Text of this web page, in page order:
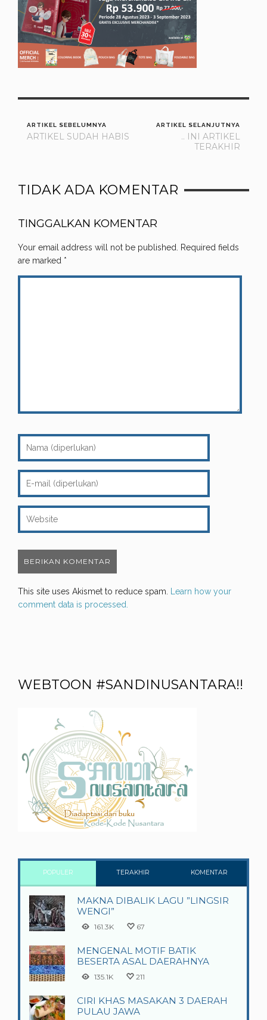
ARTIKEL SEBELUMNYA
ARTIKEL SUDAH HABIS
ARTIKEL SELANJUTNYA
.. INI ARTIKEL
TERAKHIR
TIDAK ADA KOMENTAR
TINGGALKAN KOMENTAR
Your email address will not be published. Required fields
are marked *
This site uses Akismet to reduce spam. Learn how your
comment data is processed.
WEBTOON #SANDINUSANTARA!!
POPULER TERAKHIR KOMENTAR
MAKNA DIBALIK LAGU ”LINGSIR
WENGI”
161.3K 67
MENGENAL MOTIF BATIK
BESERTA ASAL DAERAHNYA
135.1K 211
CIRI KHAS MASAKAN 3 DAERAH
PULAU JAWA